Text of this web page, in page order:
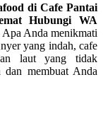
di Cafe Pantai
Hubungi WA
Anda menikmati
yang indah, cafe
laut yang tidak
dan membuat Anda